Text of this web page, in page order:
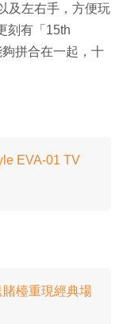
及左右手，方便玩
刻有「15th
拼合在一起，十
EVA-01 TV
賭檯重現經典場